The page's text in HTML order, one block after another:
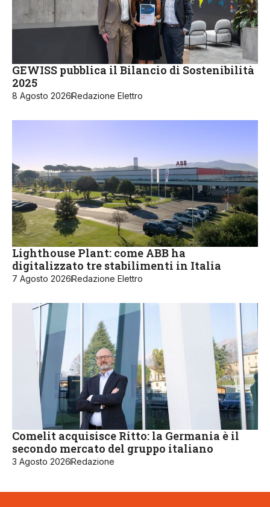
GEWISS pubblica il Bilancio di Sostenibilità
2025
8 Agosto 2026Redazione Elettro
Lighthouse Plant: come ABB ha
digitalizzato tre stabilimenti in Italia
7 Agosto 2026Redazione Elettro
Comelit acquisisce Ritto: la Germania è il
secondo mercato del gruppo italiano
3 Agosto 2026Redazione